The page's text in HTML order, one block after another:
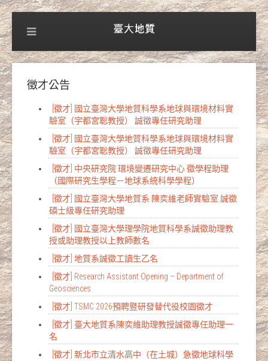
徵才公告
[徵才] 國立臺灣大學地質科學系地球與環境材料實
驗室（宇都宮聡教授） 誠徵專任研究助理
[徵才] 國立臺灣大學地質科學系地球與環境材料實
驗室（宇都宮聡教授） 誠徵專任研究助理
[徵才] 中央研究院 環境變遷研究中心 徵學程助理
（國際研究生學程－地球系統科學學程）
[徵才] 國立臺灣大學地質系 陳奕維老師實驗室 誠徵
碩士級專任研究助理
[徵才] 國立臺灣大學理學院地質科學系誠徵助理教
授或助理教授以上教師數名
[徵才] 地質系誠徵工讀生乙名
[徵才] Research Assistant Opening – Department of
Geosciences
[徵才] TSMC 2026預聘暨研發替代役校園徵才
[徵才] 臺大地質系陳奕維助理教授誠徵專任助理一
名
[徵才] 新北市立清水高中（在土城）急徵地球科學